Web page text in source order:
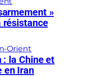
»
résistance
Orient
la Chine et
en Iran